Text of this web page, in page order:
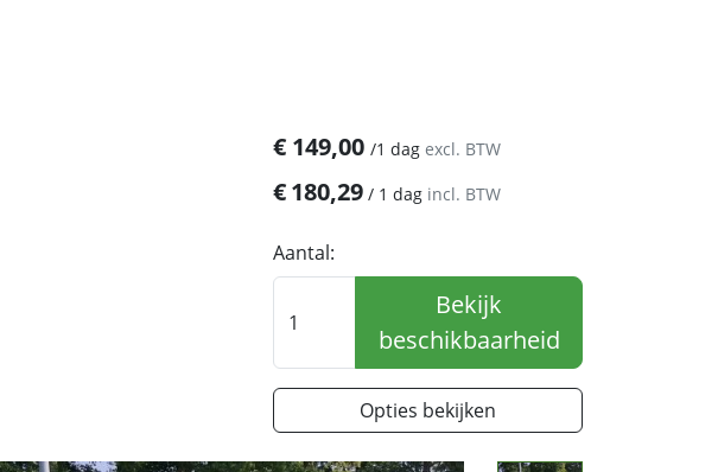
€ 149,00 /1 dag excl. BTW
€180,29 / 1 dag incl. BTW
Aantal:
Bekijk
beschikbaarheid
Opties bekijken